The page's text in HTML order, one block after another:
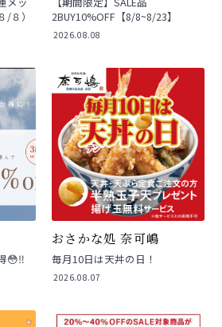
８）
2BUY10%OFF【8/8~8/23】
2026.08.08
😳‼️
おさかな処 奈可嶋
毎月10日は天丼の日！
2026.08.07